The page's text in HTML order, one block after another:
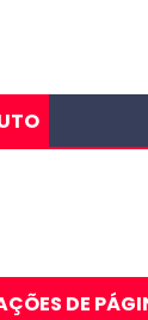
DE